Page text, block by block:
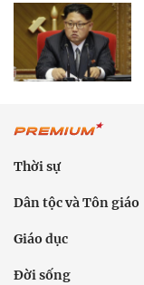
Thời sự
Dân tộc và Tôn giáo
Giáo dục
Đời sống